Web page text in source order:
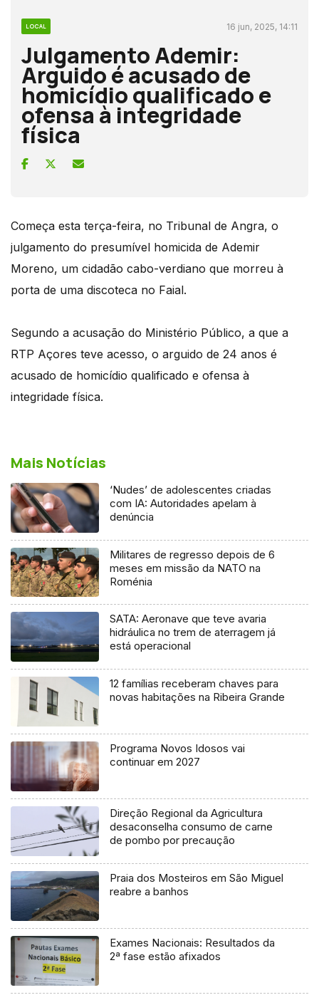
LOCAL 16 jun, 2025, 14:11
Julgamento Ademir:
Arguido é acusado de
homicídio qualificado e
ofensa à integridade
física
Começa esta terça-feira, no Tribunal de Angra, o
julgamento do presumível homicida de Ademir
Moreno, um cidadão cabo-verdiano que morreu à
porta de uma discoteca no Faial.
Segundo a acusação do Ministério Público, a que a
RTP Açores teve acesso, o arguido de 24 anos é
acusado de homicídio qualificado e ofensa à
integridade física.
Mais Notícias
‘Nudes’ de adolescentes criadas
com IA: Autoridades apelam à
denúncia
Militares de regresso depois de 6
meses em missão da NATO na
Roménia
SATA: Aeronave que teve avaria
hidráulica no trem de aterragem já
está operacional
12 famílias receberam chaves para
novas habitações na Ribeira Grande
Programa Novos Idosos vai
continuar em 2027
Direção Regional da Agricultura
desaconselha consumo de carne
de pombo por precaução
Praia dos Mosteiros em São Miguel
reabre a banhos
Exames Nacionais: Resultados da
2ª fase estão afixados